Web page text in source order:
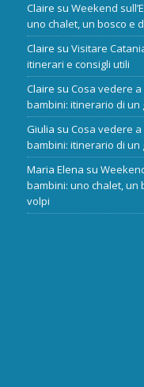
Claire suWeekend
uno chalet, un bosco e
Claire suVisitare
itinerari e consigli utili
Claire suCosa vedere
bambini: itinerario di un
Giulia suCosa vedere
bambini: itinerario di un
Maria Elena su
bambini: uno chalet, un
volpi